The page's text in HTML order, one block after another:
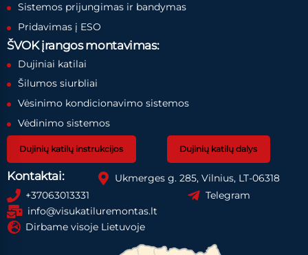
Sistemos prijungimas ir bandymas
Pridavimas į ESO
ŠVOK įrangos montavimas:
Dujiniai katilai
Šilumos siurbliai
Vėsinimo kondicionavimo sistemos
Vėdinimo sistemos
Dujinių katilų instrukcijos Dujinių katilų dalys
Kontaktai:
Ukmerges g. 285, Vilnius, LT-06318
+37063013331
Telegram
info@visukatiluremontas.lt
Dirbame visoje Lietuvoje